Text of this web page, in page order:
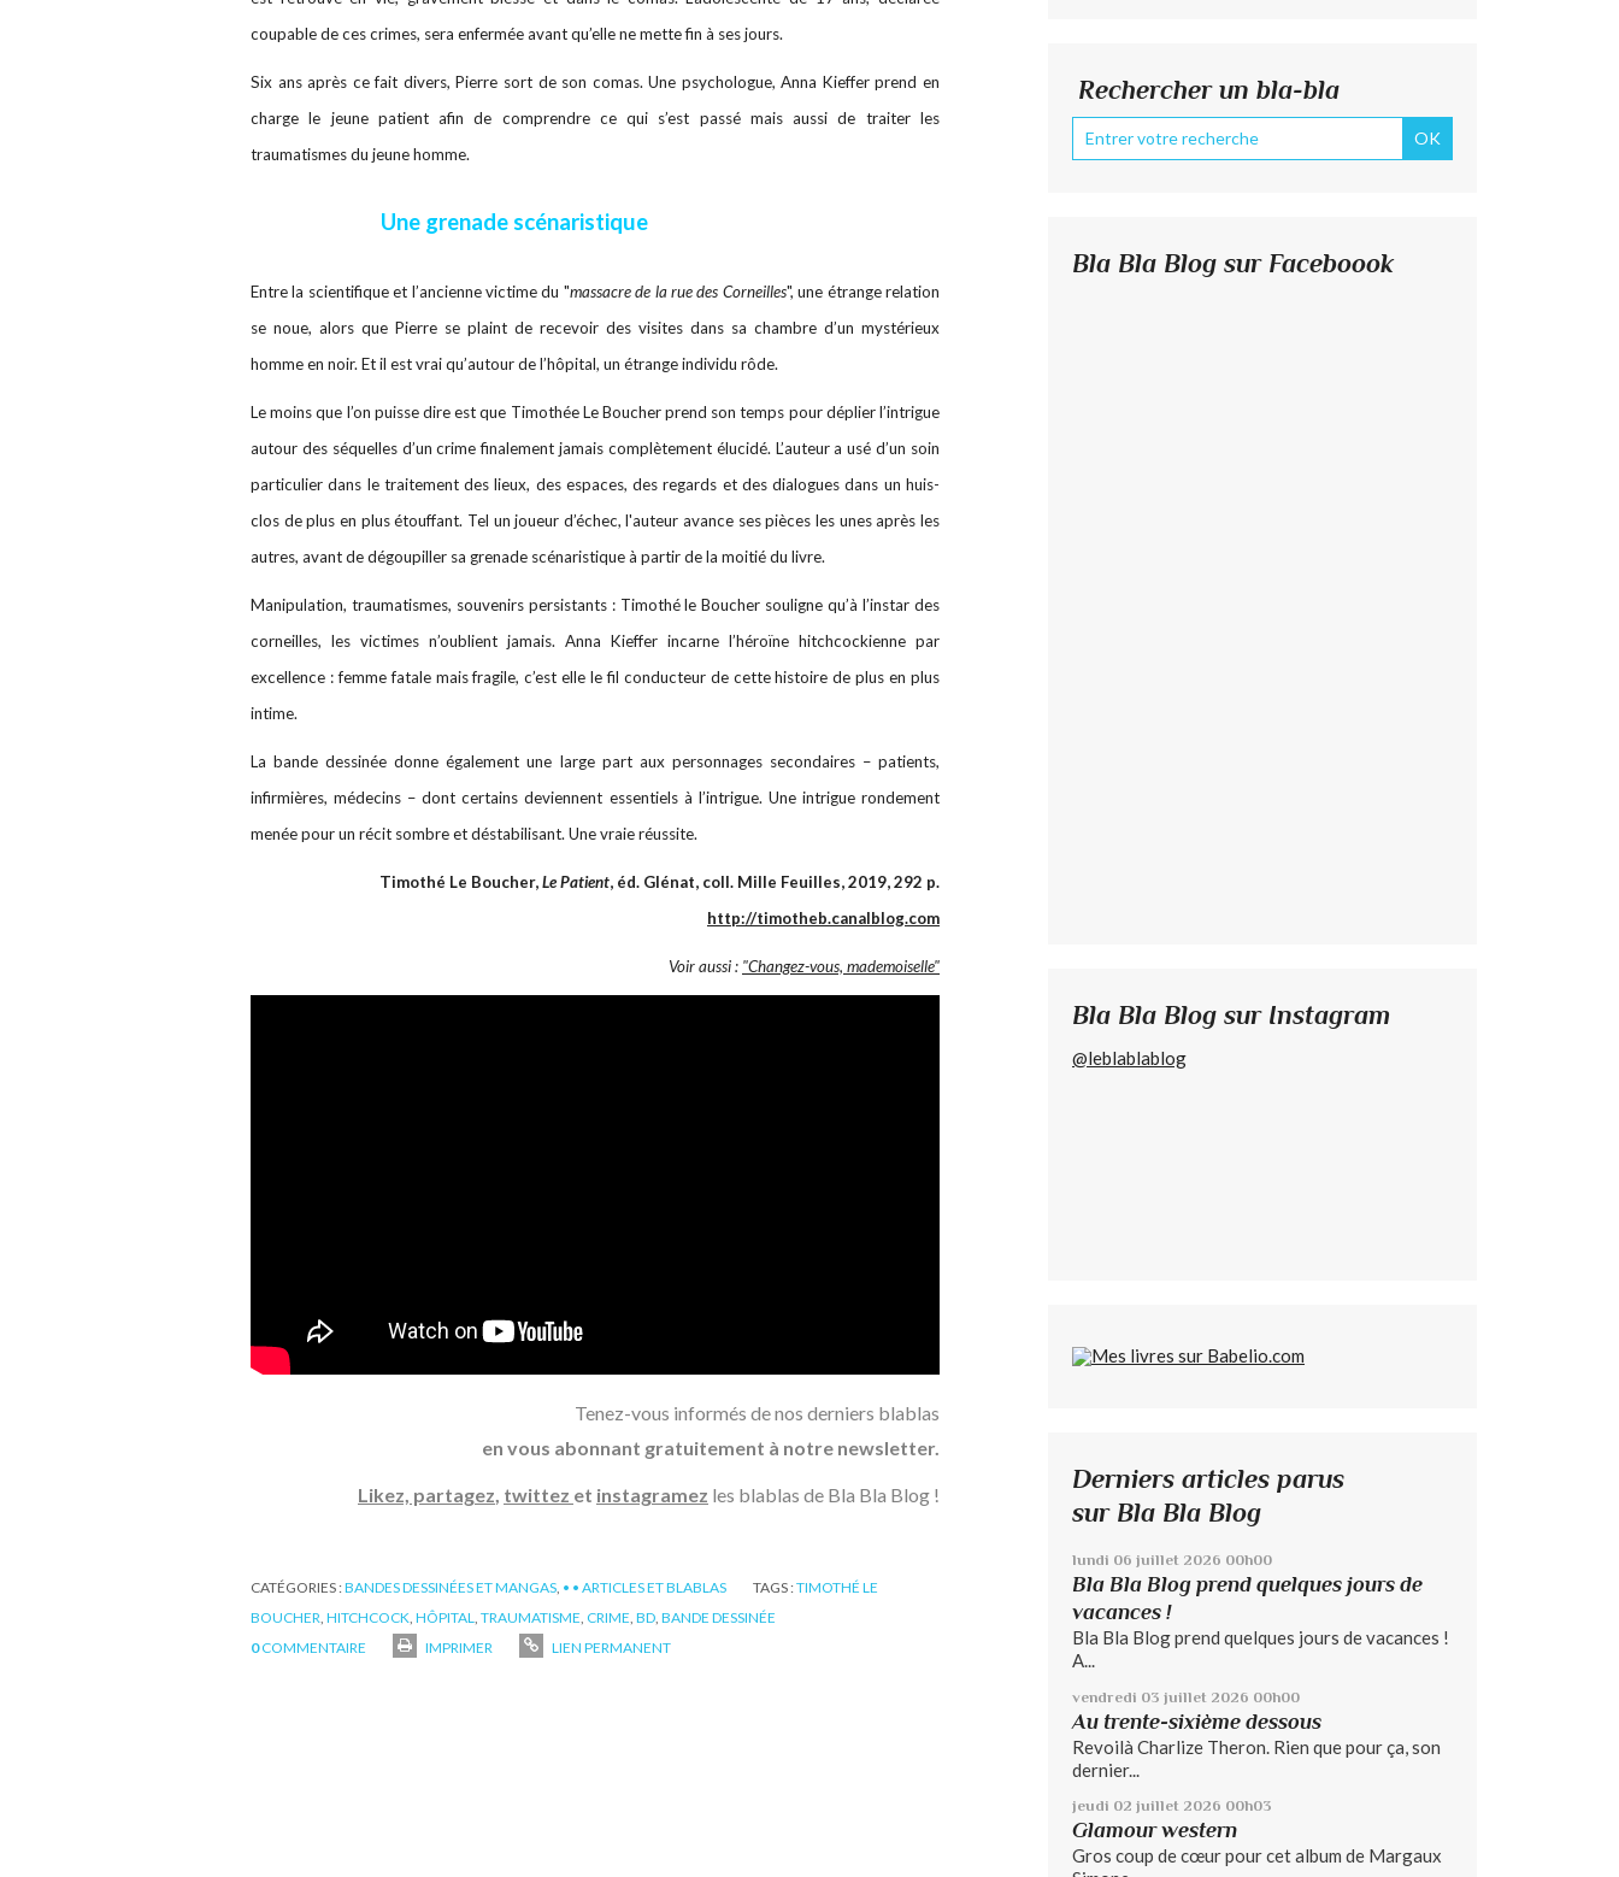
coupable de ces crimes, sera enfermée avant qu’elle ne mette fin à ses jours.
Six ans après ce fait divers, Pierre sort de son comas. Une psychologue, Anna Kieffer prend en
charge le jeune patient afin de comprendre ce qui s’est passé mais aussi de traiter les
traumatismes du jeune homme.
Une grenade scénaristique
Entre la scientifique et l’ancienne victime du "massacre de la rue des Corneilles", une étrange relation
se noue, alors que Pierre se plaint de recevoir des visites dans sa chambre d’un mystérieux
homme en noir. Et il est vrai qu’autour de l’hôpital, un étrange individu rôde.
Le moins que l’on puisse dire est que Timothée Le Boucher prend son temps pour déplier l’intrigue
autour des séquelles d’un crime finalement jamais complètement élucidé. L’auteur a usé d’un soin
particulier dans le traitement des lieux, des espaces, des regards et des dialogues dans un huis-
clos de plus en plus étouffant. Tel un joueur d’échec, l'auteur avance ses pièces les unes après les
autres, avant de dégoupiller sa grenade scénaristique à partir de la moitié du livre.
Manipulation, traumatismes, souvenirs persistants : Timothé le Boucher souligne qu’à l’instar des
corneilles, les victimes n’oublient jamais. Anna Kieffer incarne l’héroïne hitchcockienne par
excellence : femme fatale mais fragile, c’est elle le fil conducteur de cette histoire de plus en plus
intime.
La bande dessinée donne également une large part aux personnages secondaires – patients,
infirmières, médecins – dont certains deviennent essentiels à l’intrigue. Une intrigue rondement
menée pour un récit sombre et déstabilisant. Une vraie réussite.
Timothé Le Boucher,Le Patient, éd. Glénat, coll. Mille Feuilles, 2019, 292 p.
http://timotheb.canalblog.com
Voir aussi : "Changez-vous, mademoiselle"
Tenez-vous informés de nos derniers blablas
en vous abonnant gratuitement à notre newsletter.
Likez, partagez, twittez et instagramez les blablas de Bla Bla Blog !
CATÉGORIES :BANDES DESSINÉES ET MANGAS • • ARTICLES ET BLABLAS TAGS :TIMOTHÉ LE
BOUCHER HITCHCOCK HÔPITAL TRAUMATISME CRIME BD BANDE DESSINÉE
0 COMMENTAIRE IMPRIMER LIEN PERMANENT
Rechercher un bla-bla
Bla Bla Blog sur Faceboook
Bla Bla Blog sur Instagram
@leblablablog
Derniers articles parus
sur Bla Bla Blog
lundi 06 juillet 2026 00h00
Bla Bla Blog prend quelques jours de
vacances !
Bla Bla Blog prend quelques jours de vacances !
A...
vendredi 03 juillet 2026 00h00
Au trente-sixième dessous
Revoilà Charlize Theron. Rien que pour ça, son
dernier...
jeudi 02 juillet 2026 00h03
Glamour western
Gros coup de cœur pour cet album de Margaux